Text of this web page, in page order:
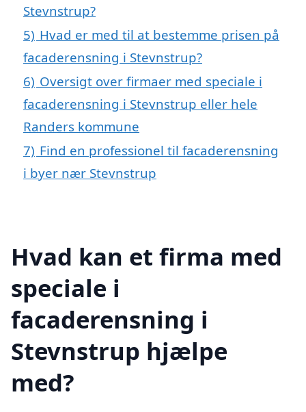
Stevnstrup?
5) Hvad er med til at bestemme prisen på
facaderensning i Stevnstrup?
6) Oversigt over firmaer med speciale i
facaderensning i Stevnstrup eller hele
Randers kommune
7) Find en professionel til facaderensning
i byer nær Stevnstrup
Hvad kan et firma med
speciale i
facaderensning i
Stevnstrup hjælpe
med?